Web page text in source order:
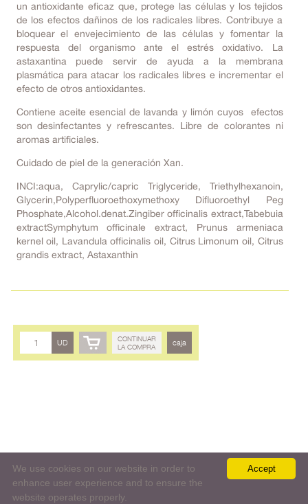
un antioxidante eficaz que, protege las células y los tejidos
de los efectos dañinos de los radicales libres. Contribuye a
bloquear el envejecimiento de las células y fomentar la
respuesta del organismo ante el estrés oxidativo. La
astaxantina puede servir de ayuda a la membrana
plasmática para atacar los radicales libres e incrementar el
efecto de otros antioxidantes.
Contiene aceite esencial de lavanda y limón cuyos efectos
son desinfectantes y refrescantes. Libre de colorantes ni
aromas artificiales.
Cuidado de piel de la generación Xan.
INCI:aqua, Caprylic/capric Triglyceride, Triethylhexanoin,
Glycerin,Polyperfluoroethoxymethoxy Difluoroethyl Peg
Phosphate,Alcohol.denat.Zingiber officinalis extract,Tabebuia
extractSymphytum officinale extract, Prunus armeniaca
kernel oil, Lavandula officinalis oil, Citrus Limonum oil, Citrus
grandis extract, Astaxanthin
UD
CONTINUAR
LA COMPRA
caja
Accept
We use cookies on our website in order to
enhance user experience and to ensure the
website operates properly.